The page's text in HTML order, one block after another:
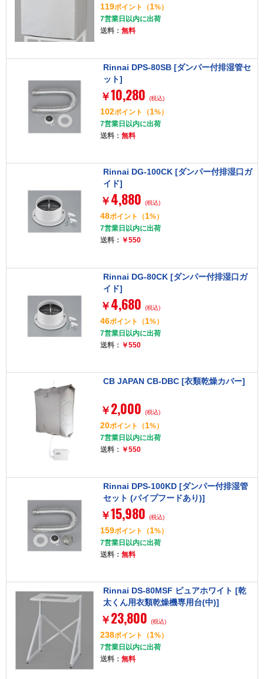
119ポイント （1%）
7営業日以内に出荷
送料： 無料
Rinnai DPS-80SB [ダンパー付排湿管セ
ット]
￥10,280 (税込)
102ポイント （1%）
7営業日以内に出荷
送料： 無料
Rinnai DG-100CK [ダンパー付排湿口ガ
イド]
￥ 4,880 (税込)
48ポイント （1%）
7営業日以内に出荷
送料： ￥550
Rinnai DG-80CK [ダンパー付排湿口ガ
イド]
￥ 4,680 (税込)
46ポイント （1%）
7営業日以内に出荷
送料： ￥550
CB JAPAN CB-DBC [衣類乾燥カバー]
￥ 2,000 (税込)
20ポイント （1%）
7営業日以内に出荷
送料： ￥550
Rinnai DPS-100KD [ダンパー付排湿管
セット (パイプフードあり)]
￥15,980 (税込)
159ポイント （1%）
7営業日以内に出荷
送料： 無料
Rinnai DS-80MSF ピュアホワイト [乾
太くん用衣類乾燥機専用台(中)]
￥ 23,800 (税込)
238ポイント （1%）
7営業日以内に出荷
送料： 無料